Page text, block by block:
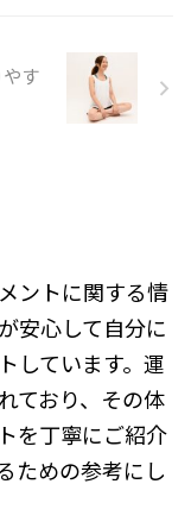
す
ントに関する情
安心して自分に
しています。運
ており、その体
を丁寧にご紹介
ための参考にし